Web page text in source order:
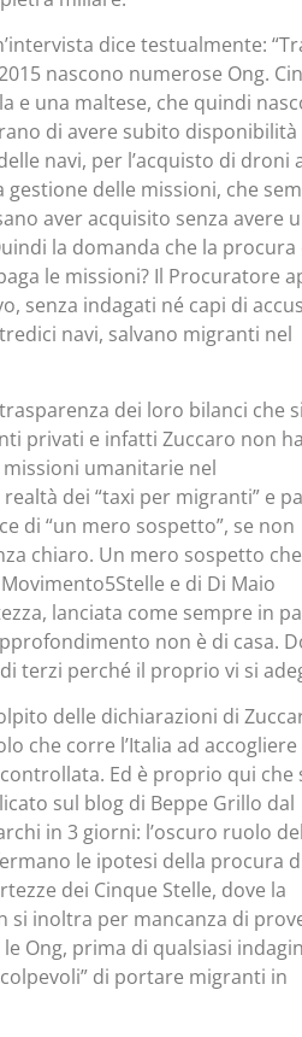
dice testualmente:
nascono numerose Ong.
e una maltese, che quindi
di avere subito disponibilità
navi, per l’acquisto di droni
gestione delle missioni, che
aver acquisito senza avere
la domanda che la procura
le missioni? Il Procuratore
senza indagati né capi di
navi, salvano migranti nel
dei loro bilanci che
privati e infatti Zuccaro non
umanitarie nel
dei “taxi per migranti” e
di “un mero sospetto”, se non
chiaro. Un mero sospetto che
e di Di Maio
lanciata come sempre in
non è di casa.
terzi perché il proprio vi si
delle dichiarazioni di
che corre l’Italia ad accogliere
Ed è proprio qui che
sul blog di Beppe Grillo dal
in 3 giorni: l’oscuro ruolo
le ipotesi della procura
dei Cinque Stelle, dove la
si inoltra per mancanza di
Ong, prima di qualsiasi
di portare migranti in